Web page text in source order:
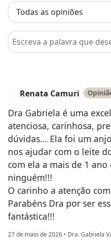
Pesquisar em opiniões
Renata Camuri
Dra Gabriela é uma
atenciosa, carinhosa,
dúvidas... Ela foi um
nos ajudar com o leite
com ela a mais de 1
ninguém!!!
O carinho a atenção
Parabéns Dra por ser
fantástica!!!
27 de maio de 2026 • Dra. Gabriela